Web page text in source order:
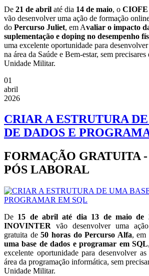
De 21 de abril até dia 14 de maio, o CIOFE
vão desenvolver uma ação de formação
do Percurso Juliet, em Avaliar o impacto
suplementação e doping no desempenho
uma excelente oportunidade para
na área da Saúde e Bem-estar, sem precisares
Unidade Militar.
01
abril
2026
CRIAR A ESTRUTURA
DE DADOS E
FORMAÇÃO GRATUITA
PÓS LABORAL
De 15 de abril até dia 13 de maio de
INOVINTER vão desenvolver uma
gratuita de50 horas do Percurso Alfa, em
uma base de dados e programar em SQL
excelente oportunidade para desenvolver as
área da programação informática, sem
Unidade Militar.